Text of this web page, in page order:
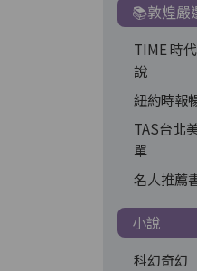
📚敦煌嚴
TIME 時
說
紐約時報
TAS台北
單
名人推薦
小說
科幻奇幻